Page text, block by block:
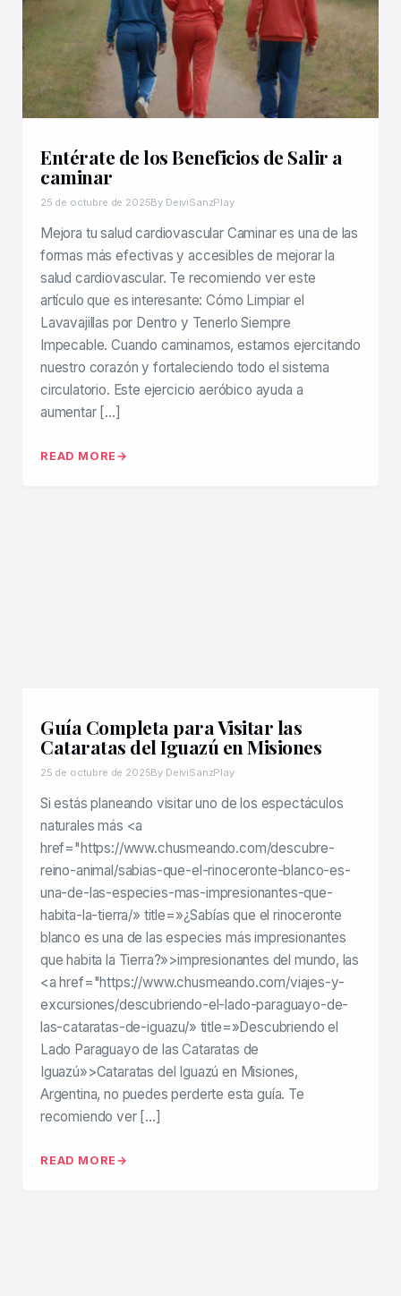
Entérate de los Beneficios de Salir a
caminar
25 de octubre de 2025By DeiviSanzPlay
Mejora tu salud cardiovascular Caminar es una de las
formas más efectivas y accesibles de mejorar la
salud cardiovascular. Te recomiendo ver este
artículo que es interesante: Cómo Limpiar el
Lavavajillas por Dentro y Tenerlo Siempre
Impecable. Cuando caminamos, estamos ejercitando
nuestro corazón y fortaleciendo todo el sistema
circulatorio. Este ejercicio aeróbico ayuda a
aumentar […]
READ MORE
Guía Completa para Visitar las
Cataratas del Iguazú en Misiones
25 de octubre de 2025By DeiviSanzPlay
Si estás planeando visitar uno de los espectáculos
naturales más <a
href="https://www.chusmeando.com/descubre-
reino-animal/sabias-que-el-rinoceronte-blanco-es-
una-de-las-especies-mas-impresionantes-que-
habita-la-tierra/» title=»¿Sabías que el rinoceronte
blanco es una de las especies más impresionantes
que habita la Tierra?»>impresionantes del mundo, las
<a href="https://www.chusmeando.com/viajes-y-
excursiones/descubriendo-el-lado-paraguayo-de-
las-cataratas-de-iguazu/» title=»Descubriendo el
Lado Paraguayo de las Cataratas de
Iguazú»>Cataratas del Iguazú en Misiones,
Argentina, no puedes perderte esta guía. Te
recomiendo ver […]
READ MORE